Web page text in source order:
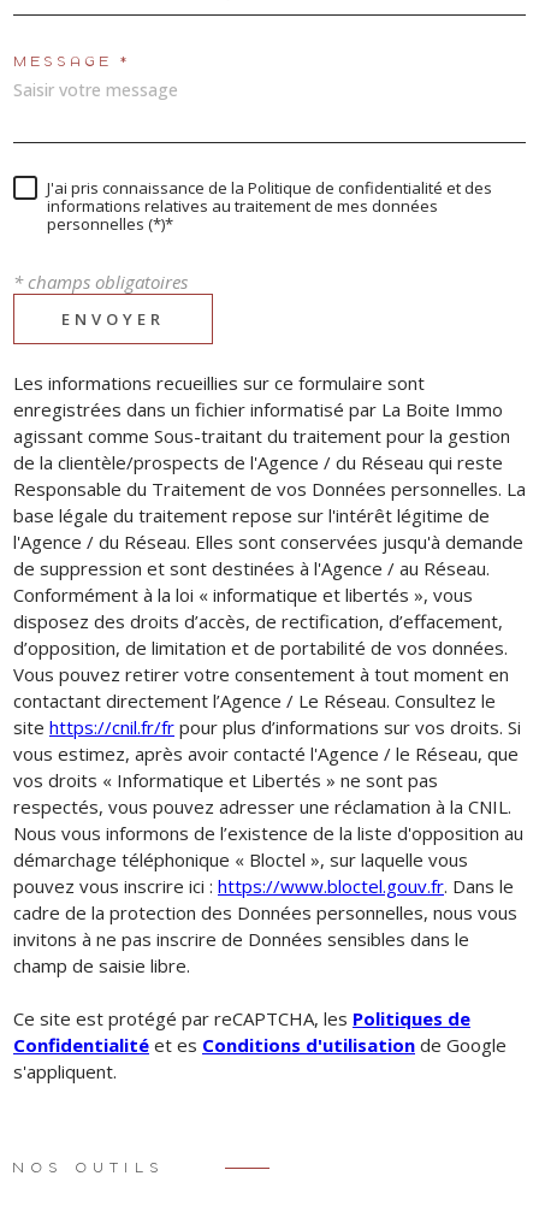
MESSAGE *
J'ai pris connaissance de la Politique de confidentialité et des
informations relatives au traitement de mes données
personnelles (*)*
* champs obligatoires
ENVOYER
Les informations recueillies sur ce formulaire sont
enregistrées dans un fichier informatisé par La Boite Immo
agissant comme Sous-traitant du traitement pour la gestion
de la clientèle/prospects de l'Agence / du Réseau qui reste
Responsable du Traitement de vos Données personnelles. La
base légale du traitement repose sur l'intérêt légitime de
l'Agence / du Réseau. Elles sont conservées jusqu'à demande
de suppression et sont destinées à l'Agence / au Réseau.
Conformément à la loi « informatique et libertés », vous
disposez des droits d’accès, de rectification, d’effacement,
d’opposition, de limitation et de portabilité de vos données.
Vous pouvez retirer votre consentement à tout moment en
contactant directement l’Agence / Le Réseau. Consultez le
site https://cnil.fr/fr pour plus d’informations sur vos droits. Si
vous estimez, après avoir contacté l'Agence / le Réseau, que
vos droits « Informatique et Libertés » ne sont pas
respectés, vous pouvez adresser une réclamation à la CNIL.
Nous vous informons de l’existence de la liste d'opposition au
démarchage téléphonique « Bloctel », sur laquelle vous
pouvez vous inscrire ici : https://www.bloctel.gouv.fr. Dans le
cadre de la protection des Données personnelles, nous vous
invitons à ne pas inscrire de Données sensibles dans le
champ de saisie libre.
Ce site est protégé par reCAPTCHA, les Politiques de
Confidentialité et es Conditions d'utilisation de Google
s'appliquent.
NOS OUTILS